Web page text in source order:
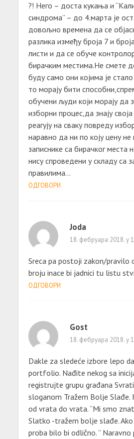
?! Него – доста кукања и
синдрома” – до 4.марта је
довољно времена да се
разлика између броја 7 и
листи и да се обуче
бирачким местима.Не смете
буду само они којима је
то морају бити
обучени људи који морају да
изборни процес,да знају
реагују на сваку повреду
наравно да ни по коју цену не
записнике са бирачког места
нису спроведени у складу са
правилима…
ОДГОВОРИ
Joda
18. фебруара 2018. у
Sreca pa postoji zakon/pravilo
broju inace bi jadnici tu listu
ОДГОВОРИ
Gost
18. фебруара 2018. у
Dakle za sledeće izbore lepo
portfolio. Nađite nekog sa
registrujte grupu građana
sloganom Tražem Bolje Slađe.
od vrata do vrata. “Mi smo
Slatko -tražem bolje slađe.
proba bilo bi odlično. ”